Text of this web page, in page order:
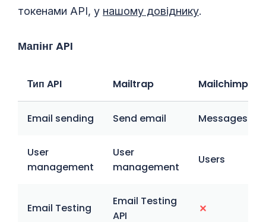
токенами API, у нашому довіднику.
Мапінг API
Тип API Mailtrap Mailchimp
Email sending Send email Messages
User
management
User
management
Users
Email Testing
Email Testing
API